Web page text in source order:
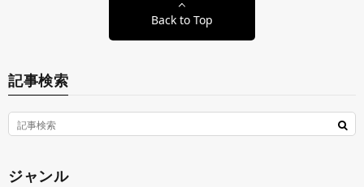
Back to Top
記事検索
ジャンル